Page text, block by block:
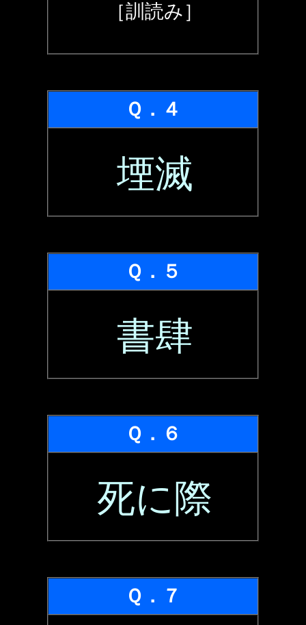
［訓読み］
Ｑ．４
堙滅
Ｑ．５
書肆
Ｑ．６
死に際
Ｑ．７